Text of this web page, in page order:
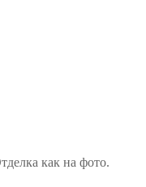
как на фото.